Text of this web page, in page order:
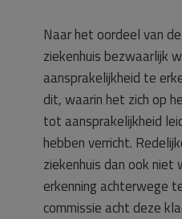
Naar het oordeel van
ziekenhuis bezwaarlijk
aansprakelijkheid te
dit, waarin het zich op
tot aansprakelijkheid
hebben verricht.
ziekenhuis dan ook
erkenning achterwege
commissie acht deze